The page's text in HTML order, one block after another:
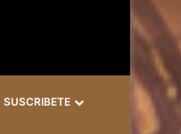
SUSCRIBETE